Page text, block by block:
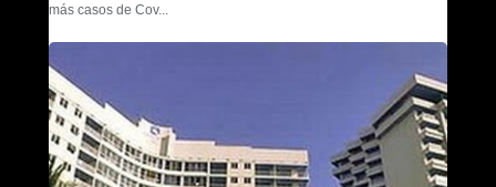
más casos de Cov...